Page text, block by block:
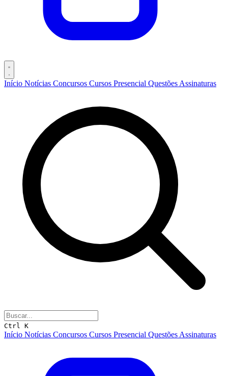
Início Notícias Concursos Cursos Presencial Questões Assinaturas
Ctrl K
Início Notícias Concursos Cursos Presencial Questões Assinaturas